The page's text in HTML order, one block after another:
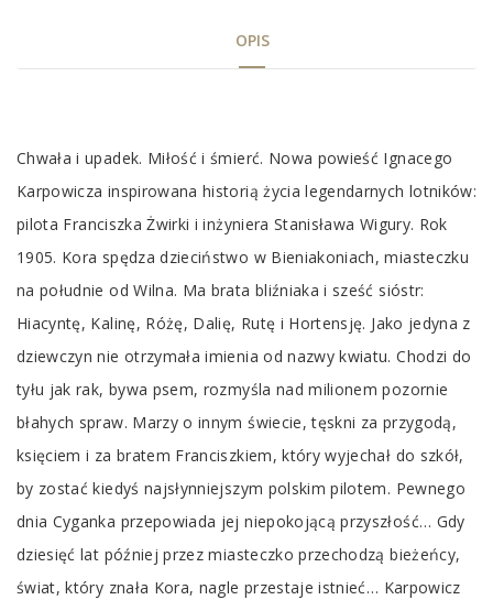
OPIS
Tab
Article
Chwała i upadek. Miłość i śmierć. Nowa powieść Ignacego
Karpowicza inspirowana historią życia legendarnych lotników:
pilota Franciszka Żwirki i inżyniera Stanisława Wigury. Rok
1905. Kora spędza dzieciństwo w Bieniakoniach, miasteczku
na południe od Wilna. Ma brata bliźniaka i sześć sióstr:
Hiacyntę, Kalinę, Różę, Dalię, Rutę i Hortensję. Jako jedyna z
dziewczyn nie otrzymała imienia od nazwy kwiatu. Chodzi do
tyłu jak rak, bywa psem, rozmyśla nad milionem pozornie
błahych spraw. Marzy o innym świecie, tęskni za przygodą,
księciem i za bratem Franciszkiem, który wyjechał do szkół,
by zostać kiedyś najsłynniejszym polskim pilotem. Pewnego
dnia Cyganka przepowiada jej niepokojącą przyszłość… Gdy
dziesięć lat później przez miasteczko przechodzą bieżeńcy,
świat, który znała Kora, nagle przestaje istnieć… Karpowicz